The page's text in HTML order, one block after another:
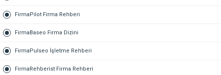
FirmaPilot Firma Rehberi
FirmaBaseo Firma Dizini
FirmaPulseo İşletme Rehberi
FirmaRehberist Firma Rehberi